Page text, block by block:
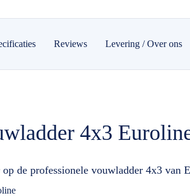
Reviews Levering / Over ons
4x3
de professionele vouwladder 4x3 van